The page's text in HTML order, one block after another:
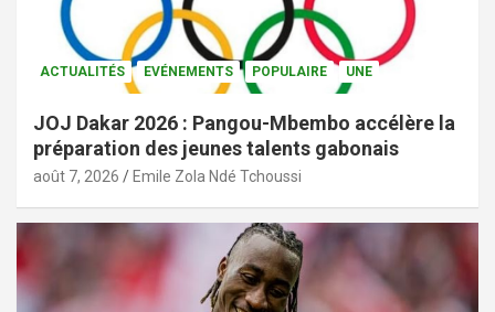
ACTUALITÉS EVÉNEMENTS POPULAIRE UNE
JOJ Dakar 2026 : Pangou-Mbembo accélère la
préparation des jeunes talents gabonais
août 7, 2026 Emile Zola Ndé Tchoussi